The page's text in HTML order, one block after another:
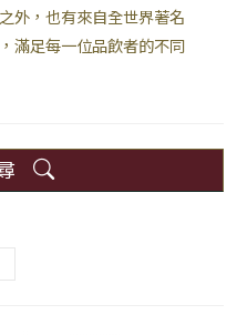
外，也有來自全世界著名
滿足每一位品飲者的不同